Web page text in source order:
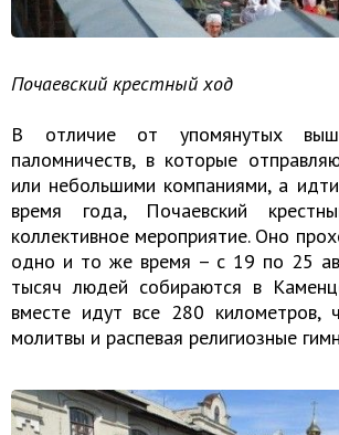
Почаевский крестный ход
В отличие от упомянутых
паломничеств, в которые
или небольшими компаниями, а
время года, Почаевский
коллективное мероприятие. Оно
одно и то же время – с 19 по 25
тысяч людей собираются в
вместе идут все 280 километров,
молитвы и распевая религиозные